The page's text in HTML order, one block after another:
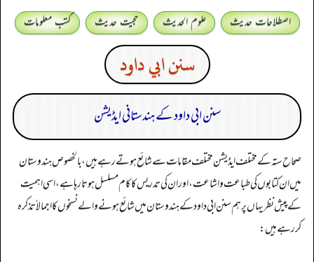
اصطلاحات حدیث علوم الحدیث حجیت حدیث کتب معلومات
سنن ابي داود
سنن ابی داود کے ہندستانی ایڈیشن
صحاح ستہ کے مختلف ایڈیشن مختلف مقامات سے شائع ہوتے رہے ہیں، بالخصوص ہندوستان
میں ان کتابوں کی طباعت واشاعت، اور ان کی تدریس کا کام مسلسل ہوتا رہا ہے، اسی اہمیت
کے پیش نظر یہاں پر ہم سنن ابی داود کے ہندوستان میں شائع ہونے والے نسخوں کا اجمالاً تذکرہ
کررہے ہیں: